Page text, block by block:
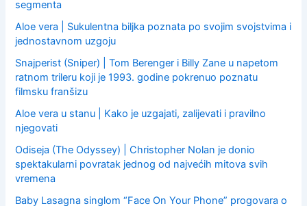
segmenta
Aloe vera | Sukulentna biljka poznata po svojim svojstvima i
jednostavnom uzgoju
Snajperist (Sniper) | Tom Berenger i Billy Zane u napetom
ratnom trileru koji je 1993. godine pokrenuo poznatu
filmsku franšizu
Aloe vera u stanu | Kako je uzgajati, zalijevati i pravilno
njegovati
Odiseja (The Odyssey) | Christopher Nolan je donio
spektakularni povratak jednog od najvećih mitova svih
vremena
Baby Lasagna singlom “Face On Your Phone” progovara o